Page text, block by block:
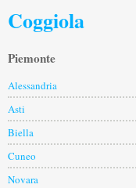
Coggiola
Piemonte
Alessandria
Asti
Biella
Cuneo
Novara